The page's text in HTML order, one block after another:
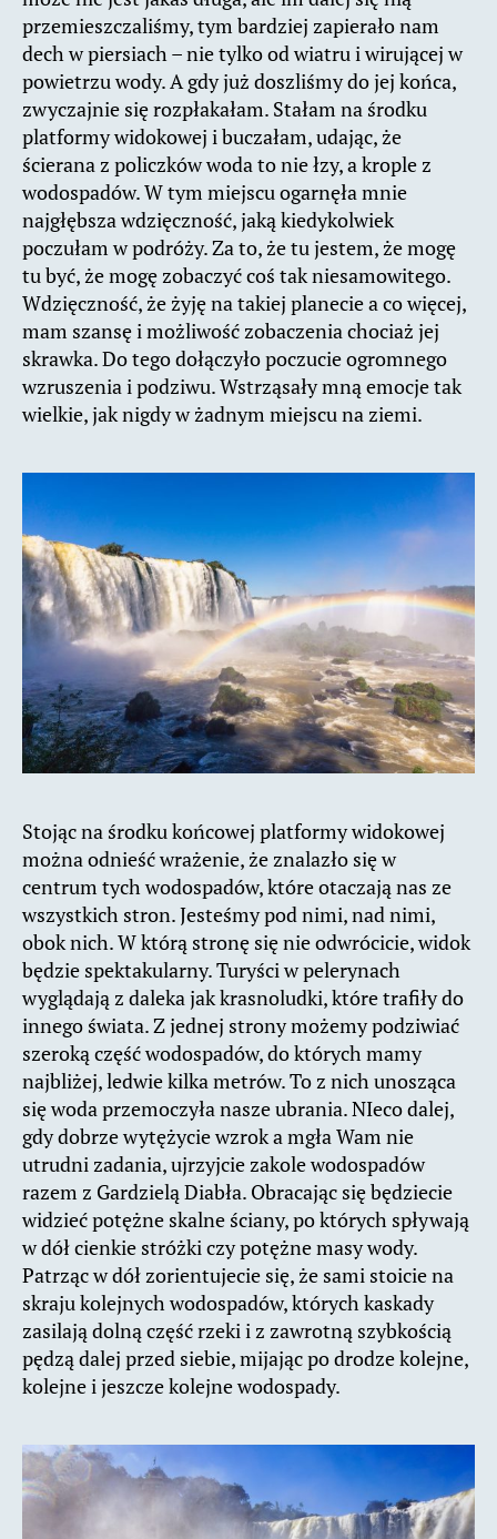
przemieszczaliśmy, tym bardziej zapierało nam
dech w piersiach – nie tylko od wiatru i wirującej w
powietrzu wody. A gdy już doszliśmy do jej końca,
zwyczajnie się rozpłakałam. Stałam na środku
platformy widokowej i buczałam, udając, że
ścierana z policzków woda to nie łzy, a krople z
wodospadów. W tym miejscu ogarnęła mnie
najgłębsza wdzięczność, jaką kiedykolwiek
poczułam w podróży. Za to, że tu jestem, że mogę
tu być, że mogę zobaczyć coś tak niesamowitego.
Wdzięczność, że żyję na takiej planecie a co więcej,
mam szansę i możliwość zobaczenia chociaż jej
skrawka. Do tego dołączyło poczucie ogromnego
wzruszenia i podziwu. Wstrząsały mną emocje tak
wielkie, jak nigdy w żadnym miejscu na ziemi.
Stojąc na środku końcowej platformy widokowej
można odnieść wrażenie, że znalazło się w
centrum tych wodospadów, które otaczają nas ze
wszystkich stron. Jesteśmy pod nimi, nad nimi,
obok nich. W którą stronę się nie odwrócicie, widok
będzie spektakularny. Turyści w pelerynach
wyglądają z daleka jak krasnoludki, które trafiły do
innego świata. Z jednej strony możemy podziwiać
szeroką część wodospadów, do których mamy
najbliżej, ledwie kilka metrów. To z nich unosząca
się woda przemoczyła nasze ubrania. NIeco dalej,
gdy dobrze wytężycie wzrok a mgła Wam nie
utrudni zadania, ujrzyjcie zakole wodospadów
razem z Gardzielą Diabła. Obracając się będziecie
widzieć potężne skalne ściany, po których spływają
w dół cienkie stróżki czy potężne masy wody.
Patrząc w dół zorientujecie się, że sami stoicie na
skraju kolejnych wodospadów, których kaskady
zasilają dolną część rzeki i z zawrotną szybkością
pędzą dalej przed siebie, mijając po drodze kolejne,
kolejne i jeszcze kolejne wodospady.